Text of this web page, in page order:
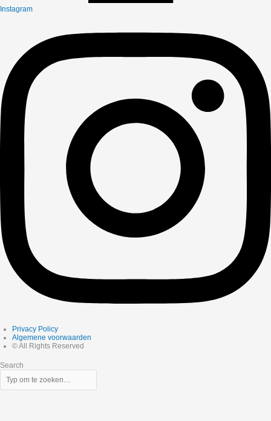
Instagram
Privacy Policy
Algemene voorwaarden
© All Rights Reserved
Search